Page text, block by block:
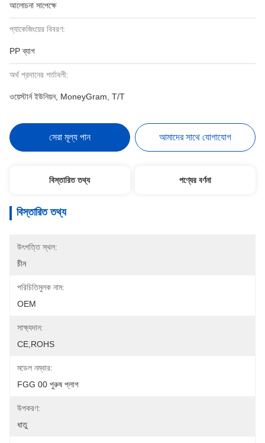
আলোচনা সাপেক্ষে
প্যাকেজিংয়ের বিবরণ:
PP ব্যাগ
অর্থ প্রদানের শর্তাবলী:
ওয়েস্টার্ন ইউনিয়ন, MoneyGram, T/T
সেরা মূল্য পান আমাদের সাথে যোগাযোগ
বিস্তারিত তথ্য পণ্যের বর্ণনা
বিস্তারিত তথ্য
উৎপত্তি স্থল:
চীন
পরিচিতিমুলক নাম:
OEM
সাক্ষ্যদান:
CE,ROHS
মডেল নম্বার:
FGG 00 পুরুষ প্লাগ
উপকরণ:
ধাতু